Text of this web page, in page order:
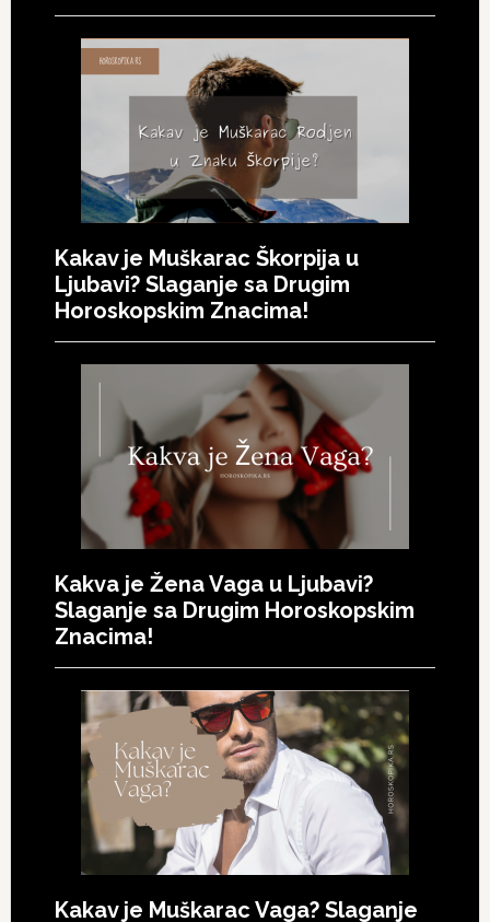
Kakav je Muškarac Škorpija u
Ljubavi? Slaganje sa Drugim
Horoskopskim Znacima!
Kakva je Žena Vaga u Ljubavi?
Slaganje sa Drugim Horoskopskim
Znacima!
Kakav je Muškarac Vaga? Slaganje